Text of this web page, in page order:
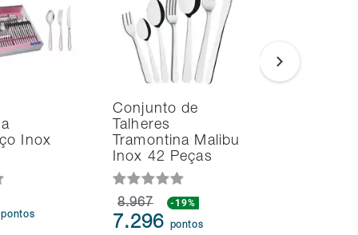
Inox
pontos
Conjunto de
Talheres
Tramontina Malibu
Inox 42 Peças
8.967 -19%
7.296 pontos